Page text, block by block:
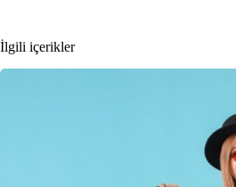
İlgili içerikler